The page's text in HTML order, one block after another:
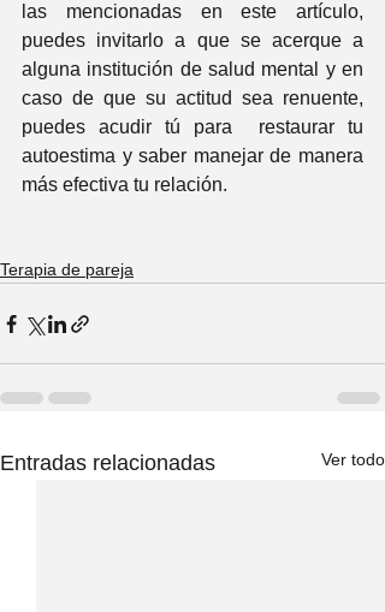
las mencionadas en este artículo,
puedes invitarlo a que se acerque a
alguna institución de salud mental y en
caso de que su actitud sea renuente,
puedes acudir tú para  restaurar tu
autoestima y saber manejar de manera
más efectiva tu relación.
Terapia de pareja
Entradas relacionadas Ver todo